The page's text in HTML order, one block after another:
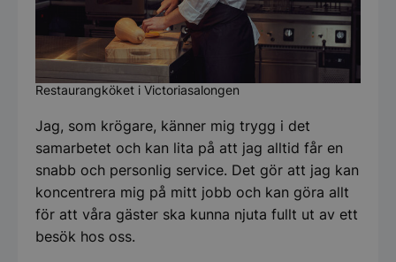
Restaurangköket i Victoriasalongen
Jag, som krögare, känner mig trygg i det
samarbetet och kan lita på att jag alltid får en
snabb och personlig service. Det gör att jag kan
koncentrera mig på mitt jobb och kan göra allt
för att våra gäster ska kunna njuta fullt ut av ett
besök hos oss.